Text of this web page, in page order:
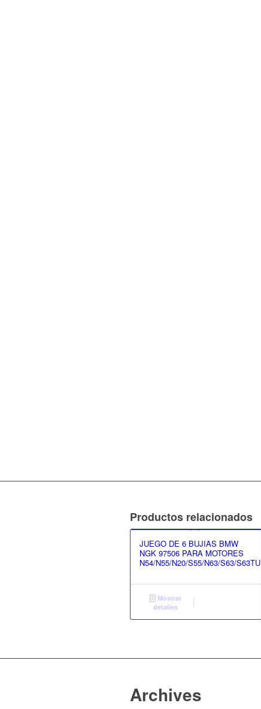
Productos relacionados
JUEGO DE 6 BUJIAS BMW
NGK 97506 PARA MOTORES
N54/N55/N20/S55/N63/S63/S63TU
Mostrar
detalles
Archives